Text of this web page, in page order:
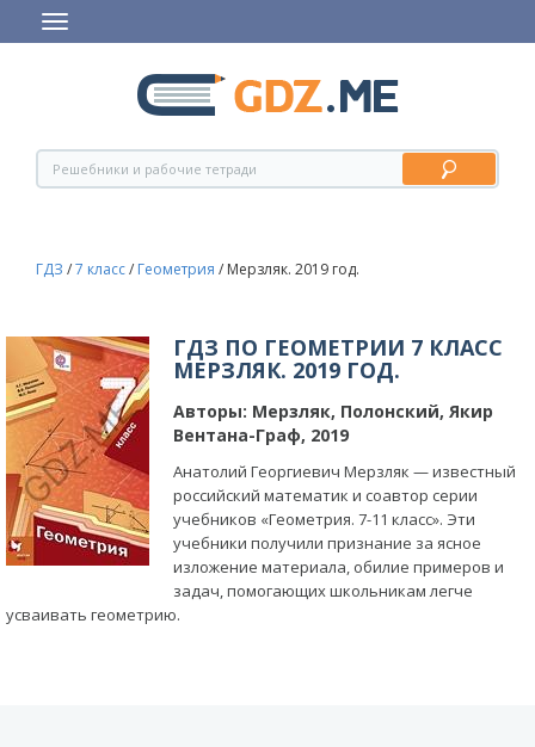
ГДЗ /7 класс/ Геометрия / Мерзляк. 2019 год.
ГДЗ ПО ГЕОМЕТРИИ 7 КЛАСС
МЕРЗЛЯК. 2019 ГОД.
Авторы: Мерзляк, Полонский, Якир
Вентана-Граф, 2019
Анатолий Георгиевич Мерзляк — известный
российский математик и соавтор серии
учебников «Геометрия. 7-11 класс». Эти
учебники получили признание за ясное
изложение материала, обилие примеров и
задач, помогающих школьникам легче
усваивать геометрию.